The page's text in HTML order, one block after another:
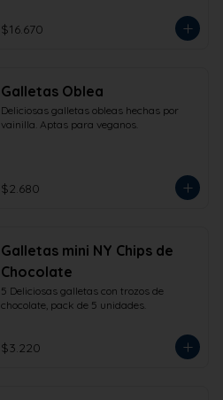
$16.670
Galletas Oblea
Deliciosas galletas obleas hechas por
vainilla. Aptas para veganos.
$2.680
Galletas mini NY Chips de
Chocolate
5 Deliciosas galletas con trozos de
chocolate, pack de 5 unidades.
$3.220